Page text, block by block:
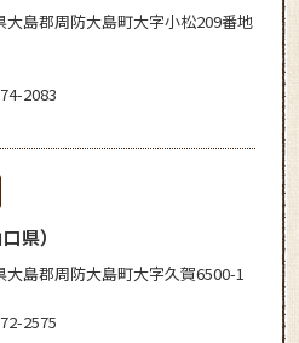
大島郡周防大島町大字小松209番地
2083
県）
大島郡周防大島町大字久賀6500-1
2575